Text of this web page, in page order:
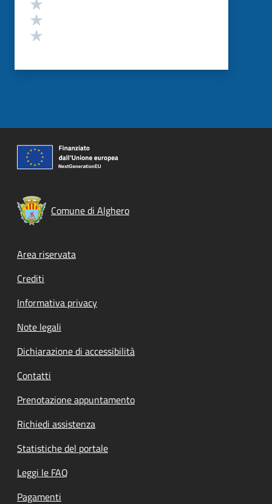
Comune di Alghero
Footer menu
Area riservata
Crediti
Informativa privacy
Note legali
Dichiarazione di accessibilità
Contatti
Prenotazione appuntamento
Richiedi assistenza
Statistiche del portale
Leggi le FAQ
Pagamenti